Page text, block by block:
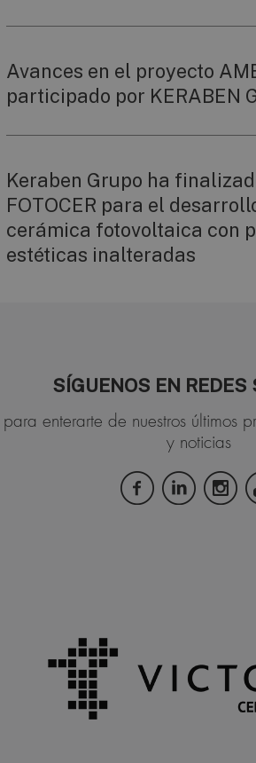
Avances en el proyecto
participado por KERABEN
Keraben Grupo ha
FOTOCER para el
cerámica fotovoltaica con
estéticas inalteradas
SÍGUENOS EN REDES
para enterarte de nuestros últimos
y noticias